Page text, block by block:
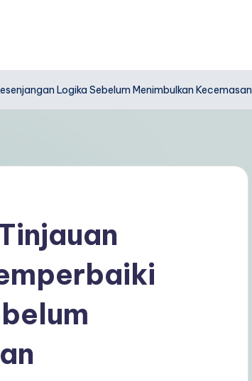
Logika Sebelum Menimbulkan Kecemasan